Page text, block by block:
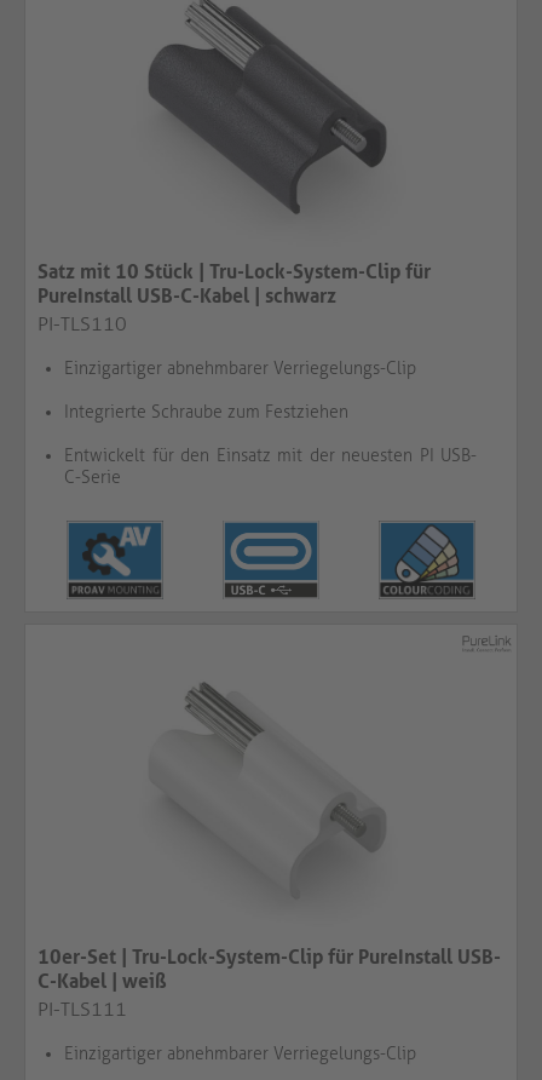
Satz mit 10 Stück | Tru-Lock-System-Clip für
PureInstall USB-C-Kabel | schwarz​​​​​​​
PI-TLS110
Einzigartiger abnehmbarer Verriegelungs-Clip
Integrierte Schraube zum Festziehen
Entwickelt für den Einsatz mit der neuesten PI USB-
C-Serie
10er-Set | Tru-Lock-System-Clip für PureInstall USB-
C-Kabel | weiß​​​​​​​
PI-TLS111
Einzigartiger abnehmbarer Verriegelungs-Clip